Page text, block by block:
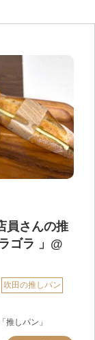
員さんの推
ゴラ 」@
吹田の推しパン
推しパン」